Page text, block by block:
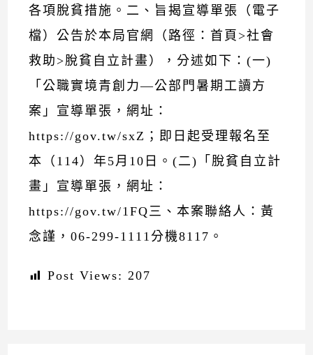
各項脫貧措施。二、旨揭宣導單張（電子
檔）公告於本局官網（路徑：首頁>社會
救助>脫貧自立計畫），分述如下：(一)
「公職實境青創力—公部門暑期工讀方
案」宣導單張，網址：
https://gov.tw/sxZ；即日起受理報名至
本（114）年5月10日。(二)「脫貧自立計
畫」宣導單張，網址：
https://gov.tw/1FQ三、本案聯絡人：黃
念謹，06-299-1111分機8117。
Post Views: 207